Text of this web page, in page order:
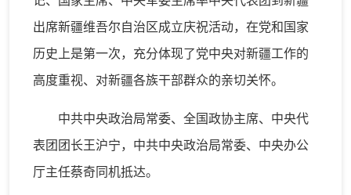
出席新疆维吾尔自治区成立庆祝活动，在党和国家
历史上是第一次，充分体现了党中央对新疆工作的
高度重视、对新疆各族干部群众的亲切关怀。
中共中央政治局常委、全国政协主席、中央代
表团团长王沪宁，中共中央政治局常委、中央办公
厅主任蔡奇同机抵达。